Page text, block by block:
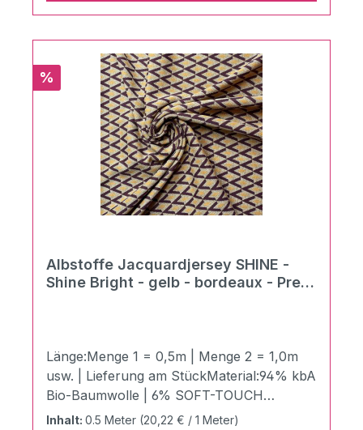
Touch Lurex in Albstadt produziert.
Pflegehinweise:40°C NormalwäscheBügeln
mit Stufe 1Trockneranwendung nicht
möglichChemische Reinigung möglich
Rabatt
%
Albstoffe Jacquardjersey SHINE -
Shine Bright - gelb - bordeaux - Preis
Länge:Menge 1 = 0,5m | Menge 2 = 1,0m
usw. | Lieferung am StückMaterial:94% kbA
Bio-Baumwolle | 6% SOFT-TOUCH
LUREXZertifizierung:GOTS zertifiziert |
Inhalt: 0.5 Meter (20,22 € / 1 Meter)